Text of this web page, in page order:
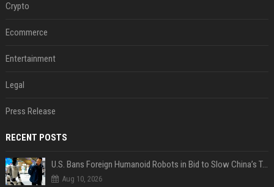
Crypto
Ecommerce
Entertainment
Legal
Press Release
RECENT POSTS
U.S. Bans Foreign Humanoid Robots in Bid to Slow China’s Tech Explosion
Aug 10, 2026